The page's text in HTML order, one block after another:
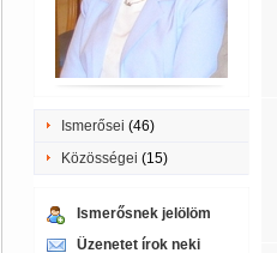
Ismerősei (46)
Közösségei (15)
Ismerősnek jelölöm
Üzenetet írok neki